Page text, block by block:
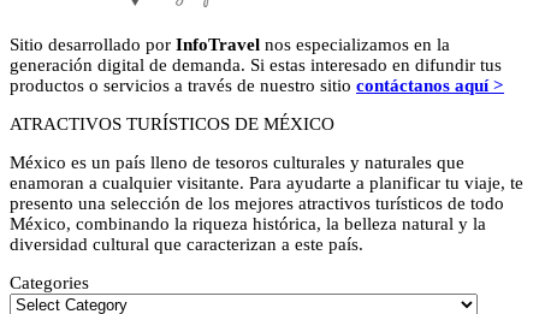
Sitio desarrollado por InfoTravel nos especializamos en la
generación digital de demanda. Si estas interesado en difundir tus
productos o servicios a través de nuestro sitio contáctanos aquí >
ATRACTIVOS TURÍSTICOS DE MÉXICO
México es un país lleno de tesoros culturales y naturales que
enamoran a cualquier visitante. Para ayudarte a planificar tu viaje, te
presento una selección de los mejores atractivos turísticos de todo
México, combinando la riqueza histórica, la belleza natural y la
diversidad cultural que caracterizan a este país.
Categories
Categories